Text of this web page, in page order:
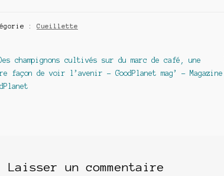
: Cueillette
:
champignons cultivés sur du marc de café, une
façon de voir l’avenir – GoodPlanet mag’ – Magazine
Laisser un commentaire